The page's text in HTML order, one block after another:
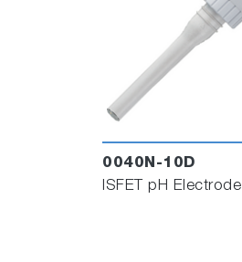
0040N-10D
ISFET pH Electrode